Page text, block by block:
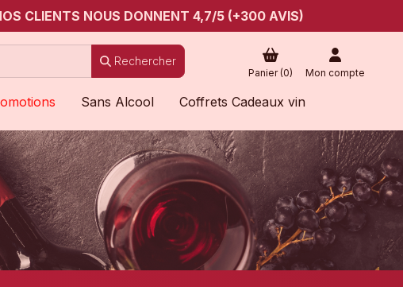
CLIENTS NOUS DONNENT 4,7/5 (+300 AVIS)
Rechercher
Panier (0) Mon compte
Sans Alcool Coffrets Cadeaux vin